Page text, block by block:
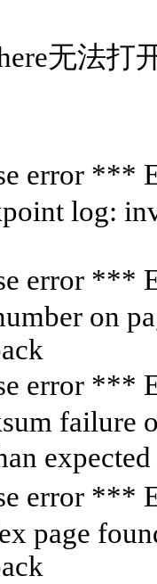
无法
error ***
log:
error ***
on
error ***
failure
expected
error ***
page